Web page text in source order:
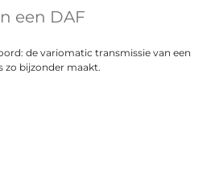
een DAF
de variomatic transmissie van een
zo bijzonder maakt.